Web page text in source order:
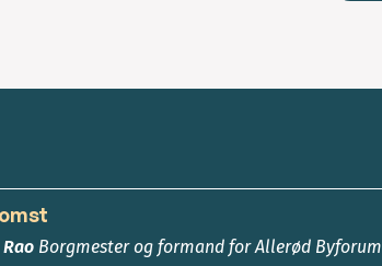
Borgmester og formand for Allerød Byforum